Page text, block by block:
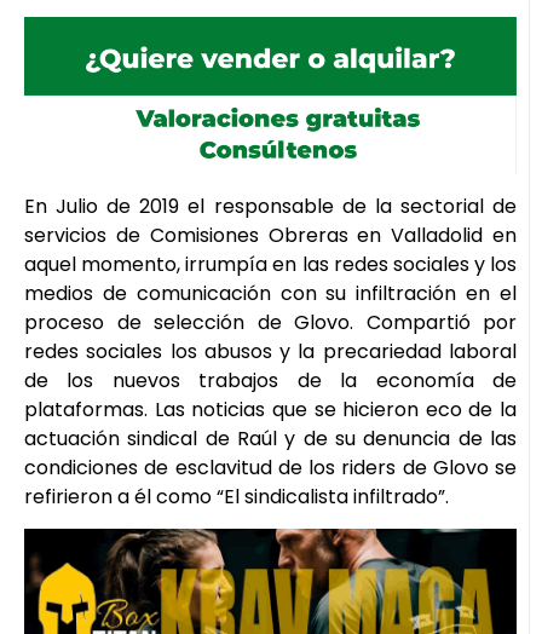
En Julio de 2019 el responsable de la sectorial de
servicios de Comisiones Obreras en Valladolid en
aquel momento, irrumpía en las redes sociales y los
medios de comunicación con su infiltración en el
proceso de selección de Glovo. Compartió por
redes sociales los abusos y la precariedad laboral
de los nuevos trabajos de la economía de
plataformas. Las noticias que se hicieron eco de la
actuación sindical de Raúl y de su denuncia de las
condiciones de esclavitud de los riders de Glovo se
refirieron a él como “El sindicalista infiltrado”.